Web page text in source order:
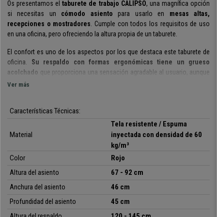
Os presentamos eltaburete de trabajo CALIPSO, una magnífica opción
si necesitas un cómodo asiento para usarlo en mesas altas,
recepciones o mostradores . Cumple con todos los requisitos de uso
en una oficina, pero ofreciendo la altura propia de un taburete.
El confort es uno de los aspectos por los que destaca este taburete de
oficina.
Su respaldo con formas ergonómicas tiene un grueso
acolchado que proporciona una sensación agradable al usuario, aunque
a su vez es firme para evitar la fatiga y favorecer un adecuado apoyo de
amplio asiento también cuenta con un firme y cómodo acolchado.
Cabe destacar el
acolchado de espuma inyectada con densidad de 60
, por lo que la sentada es mucho más confortable. Esta espuma se
inyecta sobre un molde cerrado, por lo que cada pieza tiene la forma
exacta y
no se deforma ni con el uso, ni con el paso del tiempo
trata de un exclusivo tipo de espuma que se utiliza en sillería de alta
Sumecanismo permanente de reclinación
Ver más
Características Técnicas:
Material
Tela resistente / Espuma
inyectada con densidad de 60
kg/m³
Color
Rojo
Altura del asiento
67 - 92 cm
Anchura del asiento
46 cm
Profundidad del asiento
45 cm